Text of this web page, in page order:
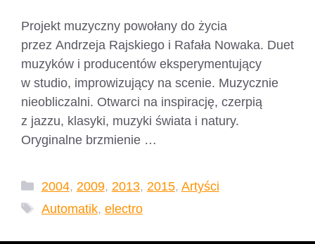
Projekt muzyczny powołany do życia
przez Andrzeja Rajskiego i Rafała Nowaka. Duet
muzyków i producentów eksperymentujący
w studio, improwizujący na scenie. Muzycznie
nieobliczalni. Otwarci na inspirację, czerpią
z jazzu, klasyki, muzyki świata i natury.
Oryginalne brzmienie …
Kategorie
2004, 2009, 2013, 2015, Artyści
Tagi
Automatik, electro